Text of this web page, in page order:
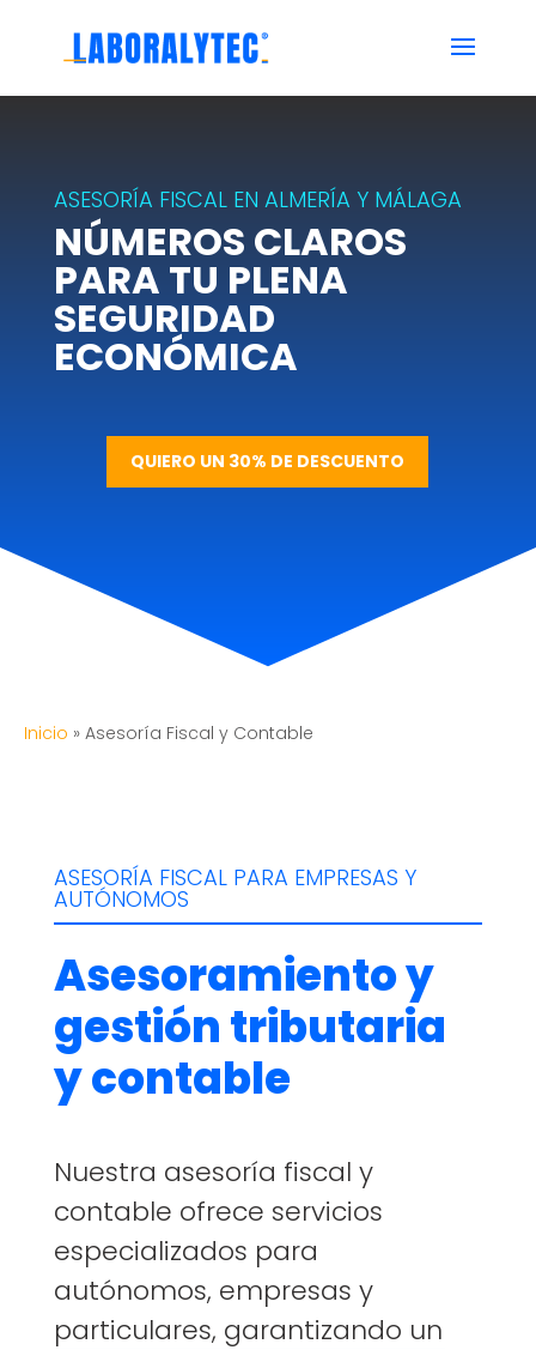
ASESORÍA FISCAL EN ALMERÍA Y MÁLAGA
NÚMEROS CLAROS
PARA TU PLENA
SEGURIDAD
ECONÓMICA
QUIERO UN 30% DE DESCUENTO
Inicio » Asesoría Fiscal y Contable
ASESORÍA FISCAL PARA EMPRESAS Y
AUTÓNOMOS
Asesoramiento y
gestión tributaria
y contable
Nuestra asesoría fiscal y
contable ofrece servicios
especializados para
autónomos, empresas y
particulares, garantizando un